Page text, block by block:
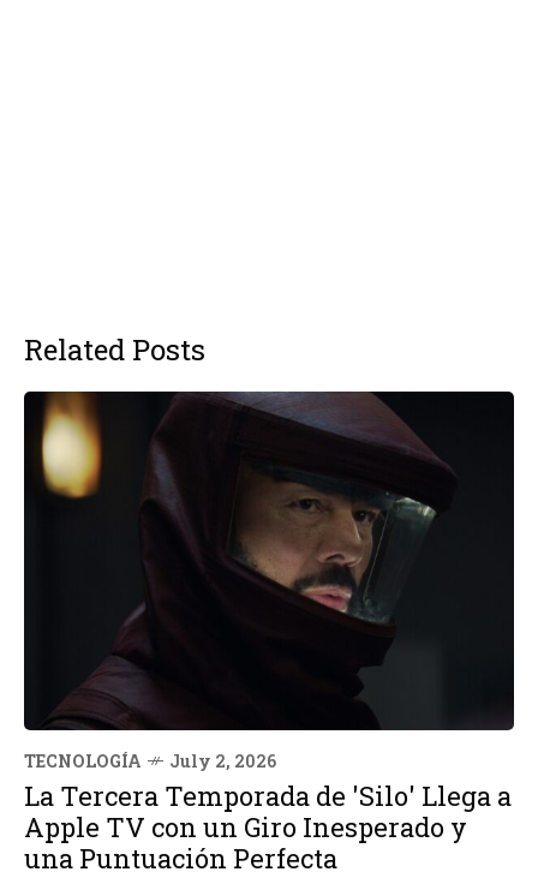
Related Posts
TECNOLOGÍA July 2, 2026
La Tercera Temporada de 'Silo' Llega a
Apple TV con un Giro Inesperado y
una Puntuación Perfecta